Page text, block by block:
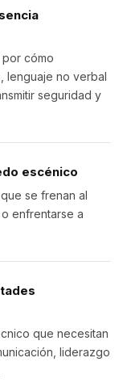
cómo
lenguaje no verbal
seguridad y
escénico
se frenan al
enfrentarse a
que necesitan
liderazgo